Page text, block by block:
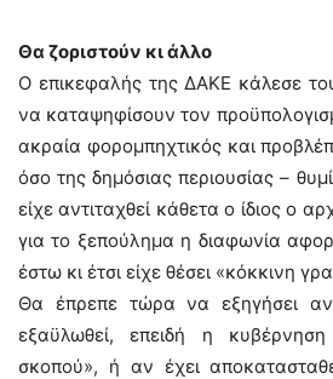
Θα ζοριστούν κι άλλο
Ο επικεφαλής της ΔΑΚΕ κάλεσε
να καταψηφίσουν τον
ακραία φορομπηχτικός και
όσο της δημόσιας περιουσίας –
είχε αντιταχθεί κάθετα ο ίδιος ο
για το ξεπούλημα η διαφωνία
έστω κι έτσι είχε θέσει «κόκκινη
Θα έπρεπε τώρα να εξηγήσει
εξαϋλωθεί, επειδή η κυβέρνηση
σκοπού», ή αν έχει